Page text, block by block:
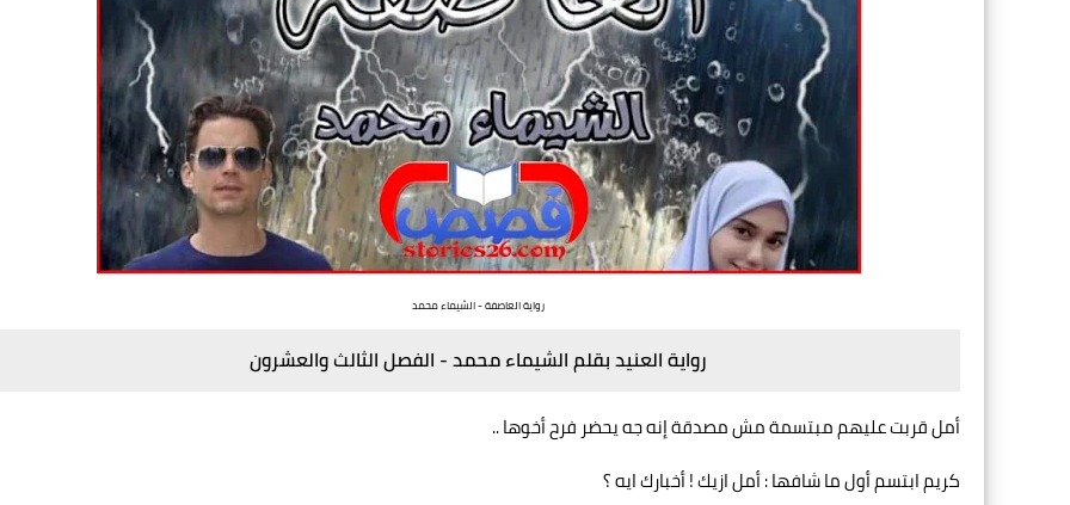
رواية العاصفة - الشيماء محمد
رواية العنيد بقلم الشيماء محمد - الفصل الثالث والعشرون
أمل قربت عليهم مبتسمة مش مصدقة إنه جه يحضر فرح أخوها ..
كريم ابتسم أول ما شافها : أمل ازيك ! أخبارك ايه ؟